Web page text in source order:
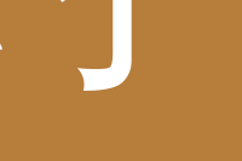
らのご予約が、
低価格であることを